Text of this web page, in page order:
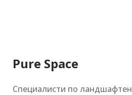
Pure Space
Специалисти по ландшафтен